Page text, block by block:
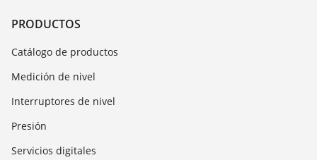
PRODUCTOS
Catálogo de productos
Medición de nivel
Interruptores de nivel
Presión
Servicios digitales